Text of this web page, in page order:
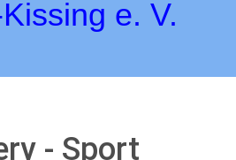
e. V.
- Sport